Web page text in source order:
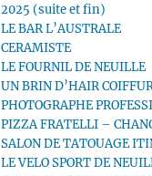
2025 (suite et fin)
LE BAR L’AUSTRALE
CERAMISTE
LE FOURNIL DE NEUILLE
UN BRIN D’HAIR
PHOTOGRAPHE
PIZZA FRATELLI –
SALON DE TATOUAGE
LE VELO SPORT DE